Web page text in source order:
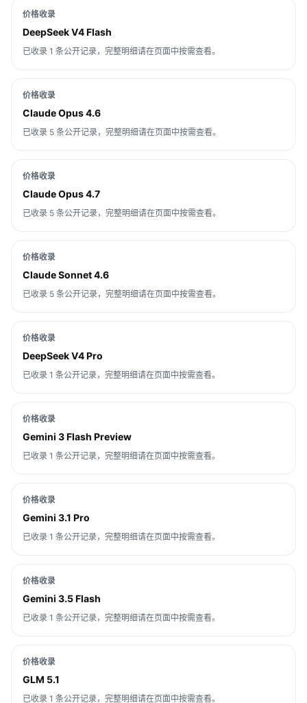
价格收录
DeepSeek V4 Flash
已收录 1 条公开记录，完整明细请在页面中按需查看。
价格收录
Claude Opus 4.6
已收录 5 条公开记录，完整明细请在页面中按需查看。
价格收录
Claude Opus 4.7
已收录 5 条公开记录，完整明细请在页面中按需查看。
价格收录
Claude Sonnet 4.6
已收录 5 条公开记录，完整明细请在页面中按需查看。
价格收录
DeepSeek V4 Pro
已收录 1 条公开记录，完整明细请在页面中按需查看。
价格收录
Gemini 3 Flash Preview
已收录 1 条公开记录，完整明细请在页面中按需查看。
价格收录
Gemini 3.1 Pro
已收录 1 条公开记录，完整明细请在页面中按需查看。
价格收录
Gemini 3.5 Flash
已收录 1 条公开记录，完整明细请在页面中按需查看。
价格收录
GLM 5.1
已收录 1 条公开记录，完整明细请在页面中按需查看。